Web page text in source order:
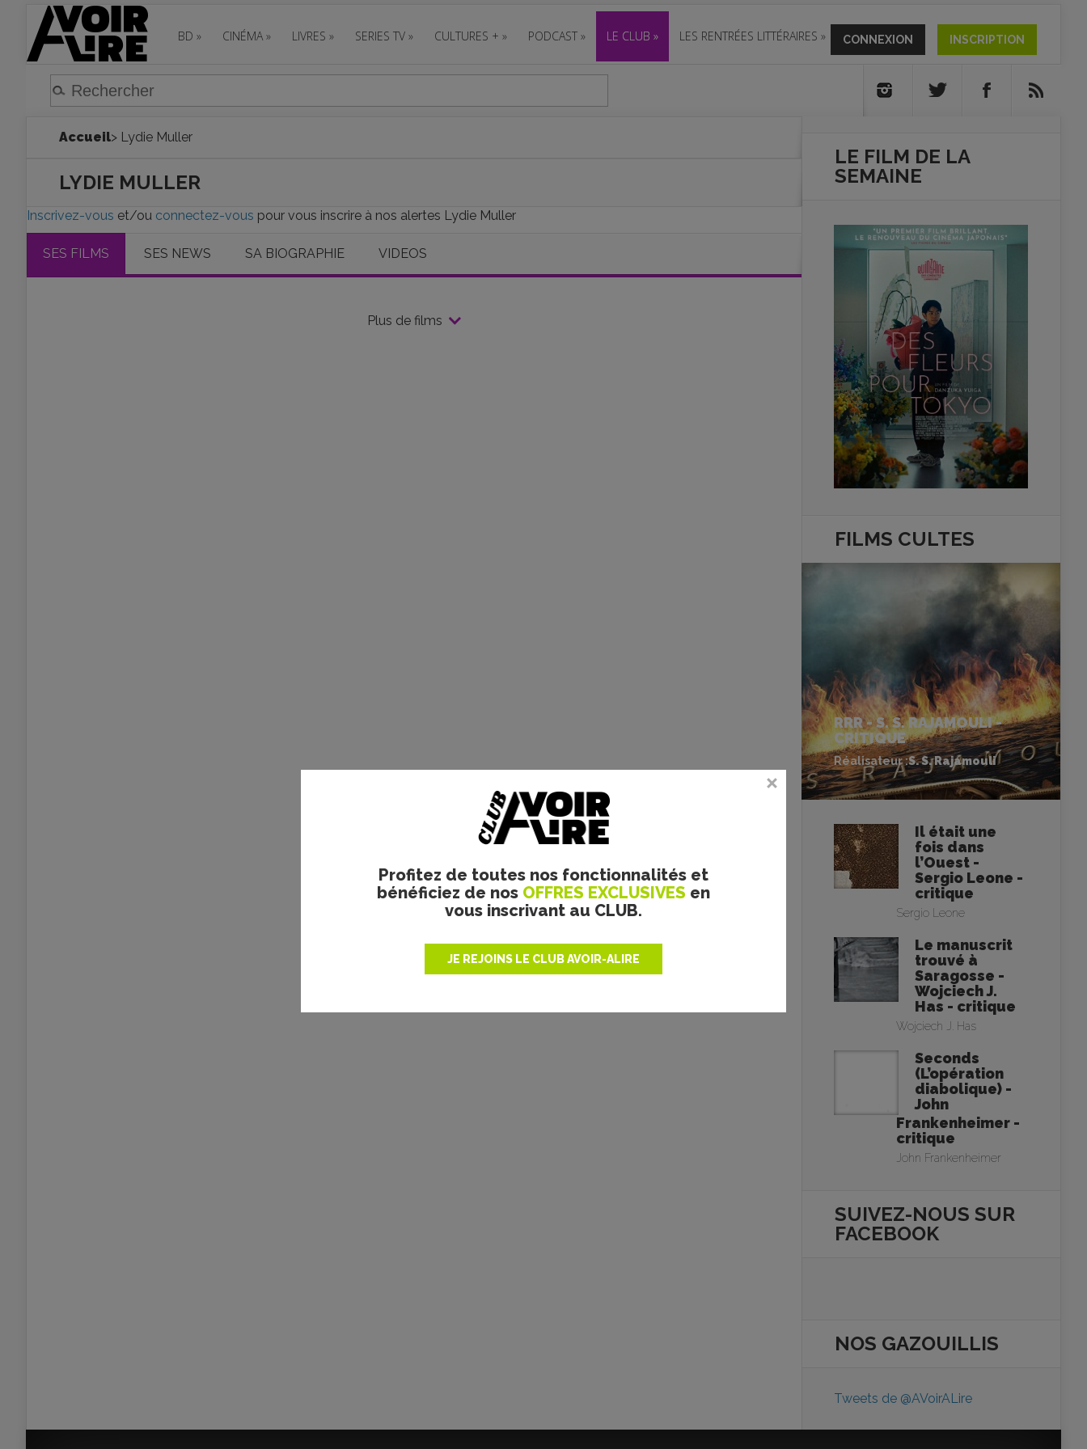
BD » CINÉMA » LIVRES » SERIES TV » CULTURES + » PODCAST » LE CLUB » LES RENTRÉES LITTÉRAIRES » CONNEXION INSCRIPTION
Profitez de toutes nos fonctionnalités et
bénéficiez de nos OFFRES EXCLUSIVES en
vous inscrivant au CLUB.
JE REJOINS LE CLUB AVOIR-ALIRE
Accueil> Lydie Muller
LYDIE MULLER
Inscrivez-vous et/ou connectez-vous pour vous inscrire à nos alertes Lydie Muller
SES FILMS SES NEWS SA BIOGRAPHIE VIDEOS
Plus de films
LE FILM DE LA
SEMAINE
FILMS CULTES
RRR - S. S. RAJAMOULI -
CRITIQUE
Réalisateur :S. S. Rajamouli
Il était une
fois dans
l’Ouest -
Sergio Leone -
critique
Sergio Leone
Le manuscrit
trouvé à
Saragosse -
Wojciech J.
Has - critique
Wojciech J. Has
Seconds
(L’opération
diabolique) -
John
Frankenheimer -
critique
John Frankenheimer
SUIVEZ-NOUS SUR
FACEBOOK
NOS GAZOUILLIS
Tweets de @AVoirALire